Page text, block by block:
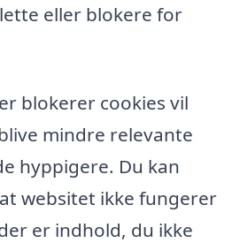
eller blokere for
blokerer cookies vil
mindre relevante
hyppigere. Du kan
websitet ikke fungerer
er indhold, du ikke